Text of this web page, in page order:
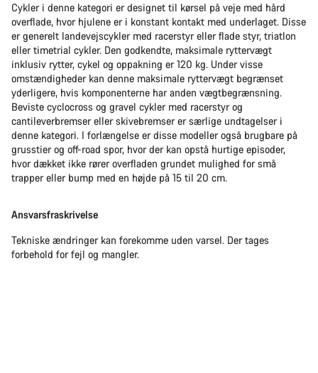
Cykler i denne kategori er designet til kørsel på veje med hård
overflade, hvor hjulene er i konstant kontakt med underlaget. Disse
er generelt landevejscykler med racerstyr eller flade styr, triatlon
eller timetrial cykler. Den godkendte, maksimale ryttervægt
inklusiv rytter, cykel og oppakning er 120 kg. Under visse
omstændigheder kan denne maksimale ryttervægt begrænset
yderligere, hvis komponenterne har anden vægtbegrænsning.
Beviste cyclocross og gravel cykler med racerstyr og
cantileverbremser eller skivebremser er særlige undtagelser i
denne kategori. I forlængelse er disse modeller også brugbare på
grusstier og off-road spor, hvor der kan opstå hurtige episoder,
hvor dækket ikke rører overfladen grundet mulighed for små
trapper eller bump med en højde på 15 til 20 cm.
Ansvarsfraskrivelse
Tekniske ændringer kan forekomme uden varsel. Der tages
forbehold for fejl og mangler.